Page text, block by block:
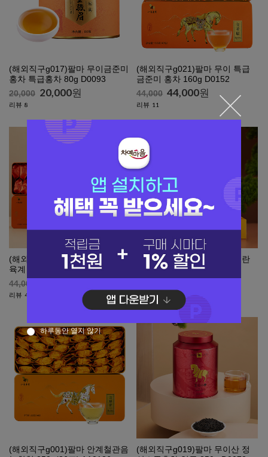
(해외직구g017)팔마 무이금준미
홍차 특급홍차 80g D0093
20,000 20,000원
리뷰 8
(해외직구g021)팔마 무이 특급
금준미 홍차 160g D0152
44,000 44,000원
리뷰 11
(해외직구g027)팔마 무이암차
육계 우롱차 160g AD119
44,000
리뷰 4
(해외직구g031)팔마 조주 밀란
향단총 우롱차 160g AD170
리뷰 5
(해외직구g001)팔마 안계철관음
(해외직구g019)팔마 무이산 정
하루동안 열지 않기